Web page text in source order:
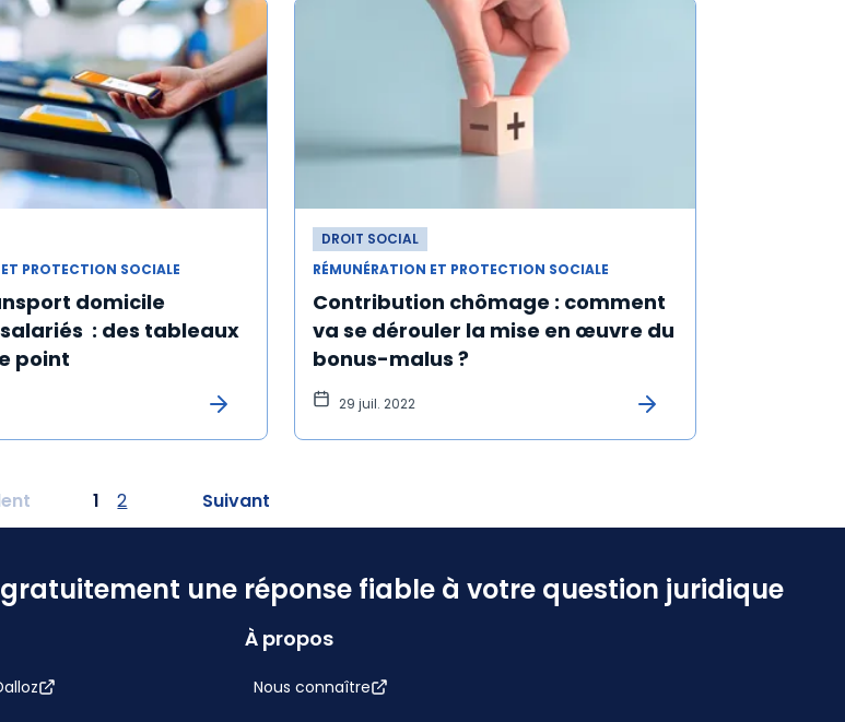
PROTECTION SOCIALE
domicile
: des tableaux
point
DROIT SOCIAL
RÉMUNÉRATION ET PROTECTION SOCIALE
Contribution chômage : comment
va se dérouler la mise en œuvre du
bonus-malus ?
29 juil. 2022
1 2 Suivant
une réponse fiable à votre question juridique
À propos
Nous connaître